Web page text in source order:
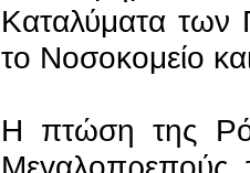
Καταλύματα των
το Νοσοκομείο
Η πτώση της